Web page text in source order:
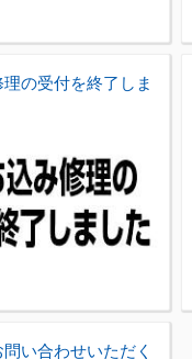
の受付を終了しま
い合わせいただく